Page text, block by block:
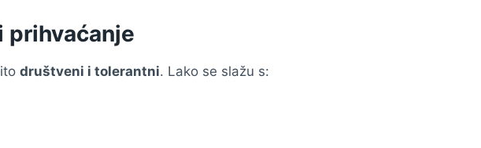
prihvaćanje
društveni i tolerantni. Lako se slažu s: